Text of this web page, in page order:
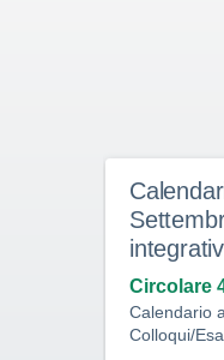
Circolare
Calendario
Colloqui/